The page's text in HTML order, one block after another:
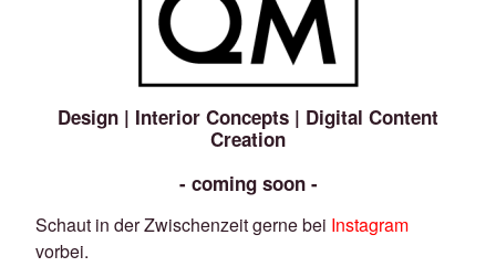
Design | Interior Concepts | Digital Content
Creation
- coming soon -
Schaut in der Zwischenzeit gerne bei Instagram
vorbei.